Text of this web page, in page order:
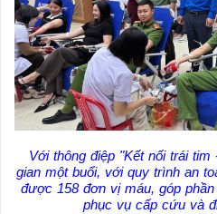
Với thông điệp "Kết nối trái
gian một buổi, với quy trình an
được 158 đơn vị máu, góp
phục vụ cấp cứu và